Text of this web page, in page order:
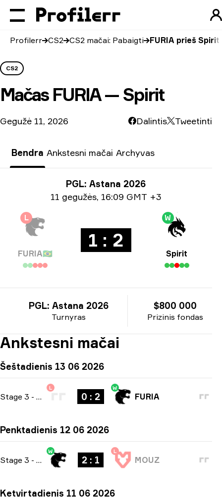
Profilerr CS2 CS2 mačai: Pabaigti FURIA prieš Spirit
CS2
Mačas FURIA — Spirit
Gegužė 11, 2026 Dalintis Tweetinti
Bendra Ankstesni mačai Archyvas
Turnyro informacijaPGL: Astana 2026
Informacija apie datą
11 gegužės, 16:09 GMT +3
L
FURIA🇧🇷
1 : 2
W
Spirit
Turnyras
PGL: Astana 2026
Prizinis fondas
$800 000
Ankstesni mačai
Šeštadienis 13 06 2026
Stage 3 - bo3
L
0 : 2
W
FURIA
Penktadienis 12 06 2026
Stage 3 - bo3
W
2 : 1
L
MOUZ
Ketvirtadienis 11 06 2026